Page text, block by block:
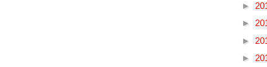
►
►
►
►